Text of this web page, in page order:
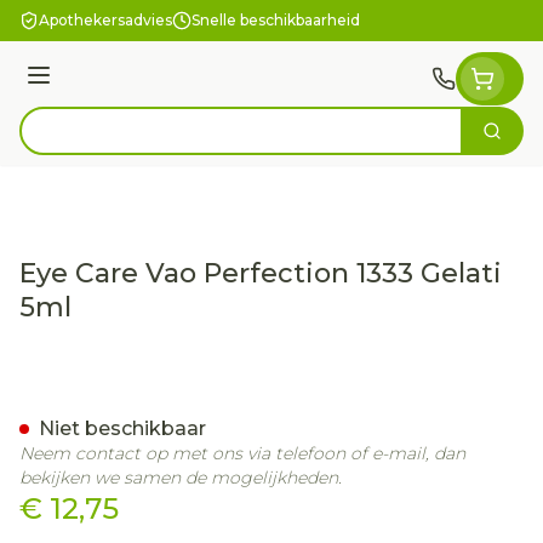
Ga naar de inhoud
Apothekersadvies Snelle beschikbaarheid
Menu
Product, merk, categorie... Zoek
Eye Care Vao Perfection 1333 Gelati
5ml
€ 12,75
Niet beschikbaar
Neem contact op met ons via telefoon of e-mail, dan
bekijken we samen de mogelijkheden.